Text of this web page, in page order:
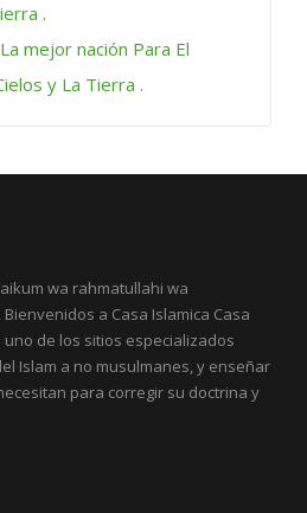
.
La mejor nación Para El
y La Tierra .
wa rahmatullahi wa
a Casa Islamica Casa
uno de los sitios especializados
Islam a no musulmanes, y enseñar
para corregir su doctrina y